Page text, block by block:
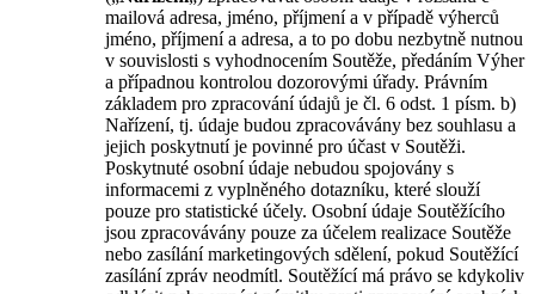
mailová adresa, jméno, příjmení a v případě výherců
jméno, příjmení a adresa, a to po dobu nezbytně nutnou
v souvislosti s vyhodnocením Soutěže, předáním Výher
a případnou kontrolou dozorovými úřady. Právním
základem pro zpracování údajů je čl. 6 odst. 1 písm. b)
Nařízení, tj. údaje budou zpracovávány bez souhlasu a
jejich poskytnutí je povinné pro účast v Soutěži.
Poskytnuté osobní údaje nebudou spojovány s
informacemi z vyplněného dotazníku, které slouží
pouze pro statistické účely. Osobní údaje Soutěžícího
jsou zpracovávány pouze za účelem realizace Soutěže
nebo zasílání marketingových sdělení, pokud Soutěžící
zasílání zpráv neodmítl. Soutěžící má právo se kdykoliv